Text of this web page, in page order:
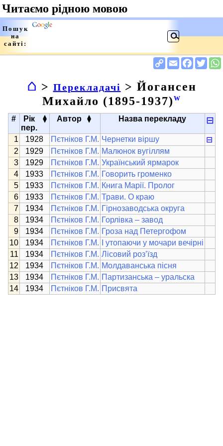
⌂ > Перекладачі > Йогансен
Михайло (1895-1937) W
#
Рік
пер.
▴
▾ Автор ▴
▾ Назва перекладу ⊟
1928 Пєтніков Г.М. Чернетки віршу
⊟
1929
Пєтніков Г.М. Малюнок вугіллям
1929
Пєтніков Г.М. Український ярмарок
1933
Пєтніков Г.М. Говорить громенко
1933
Пєтніков Г.М. Книга Марії. Пролог
1933
Пєтніков Г.М. Трави. О краю
1934
Пєтніков Г.М. Гірнозаводська округа
1934
Пєтніков Г.М. Горлівка – завод
1934
Пєтніков Г.М. Гроза над Петергофом
1934
Пєтніков Г.М.
І утопаючи у мочари вечірні
1934
Пєтніков Г.М. Лісовий роз’їзд
1934
Пєтніков Г.М. Молдаванська пісня
1934
Пєтніков Г.М. Партизанська – уральска
1934
Пєтніков Г.М. Присвята